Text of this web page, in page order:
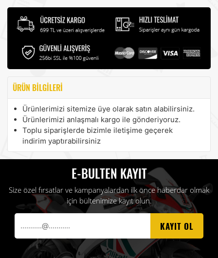
ÜRÜN BILGILERI
Ürünlerimizi sitemize üye olarak satın alabilirsiniz.
Ürünlerimizi anlaşmalı kargo ile gönderiyoruz.
Toplu siparişlerde bizimle iletişime geçerek
indirim yaptırabilirsiniz
E-BULTEN KAYIT
Size özel fırsatlar ve kampanyalardan ilk önce haberdar olmak
için bültenimize kayıt olun.
KAYIT OL